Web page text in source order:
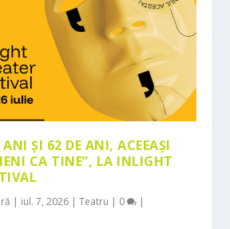
ȘI 62 DE ANI, ACEEAȘI
CA TINE”, LA INLIGHT
| iul. 7, 2026 |Teatru | 0 |